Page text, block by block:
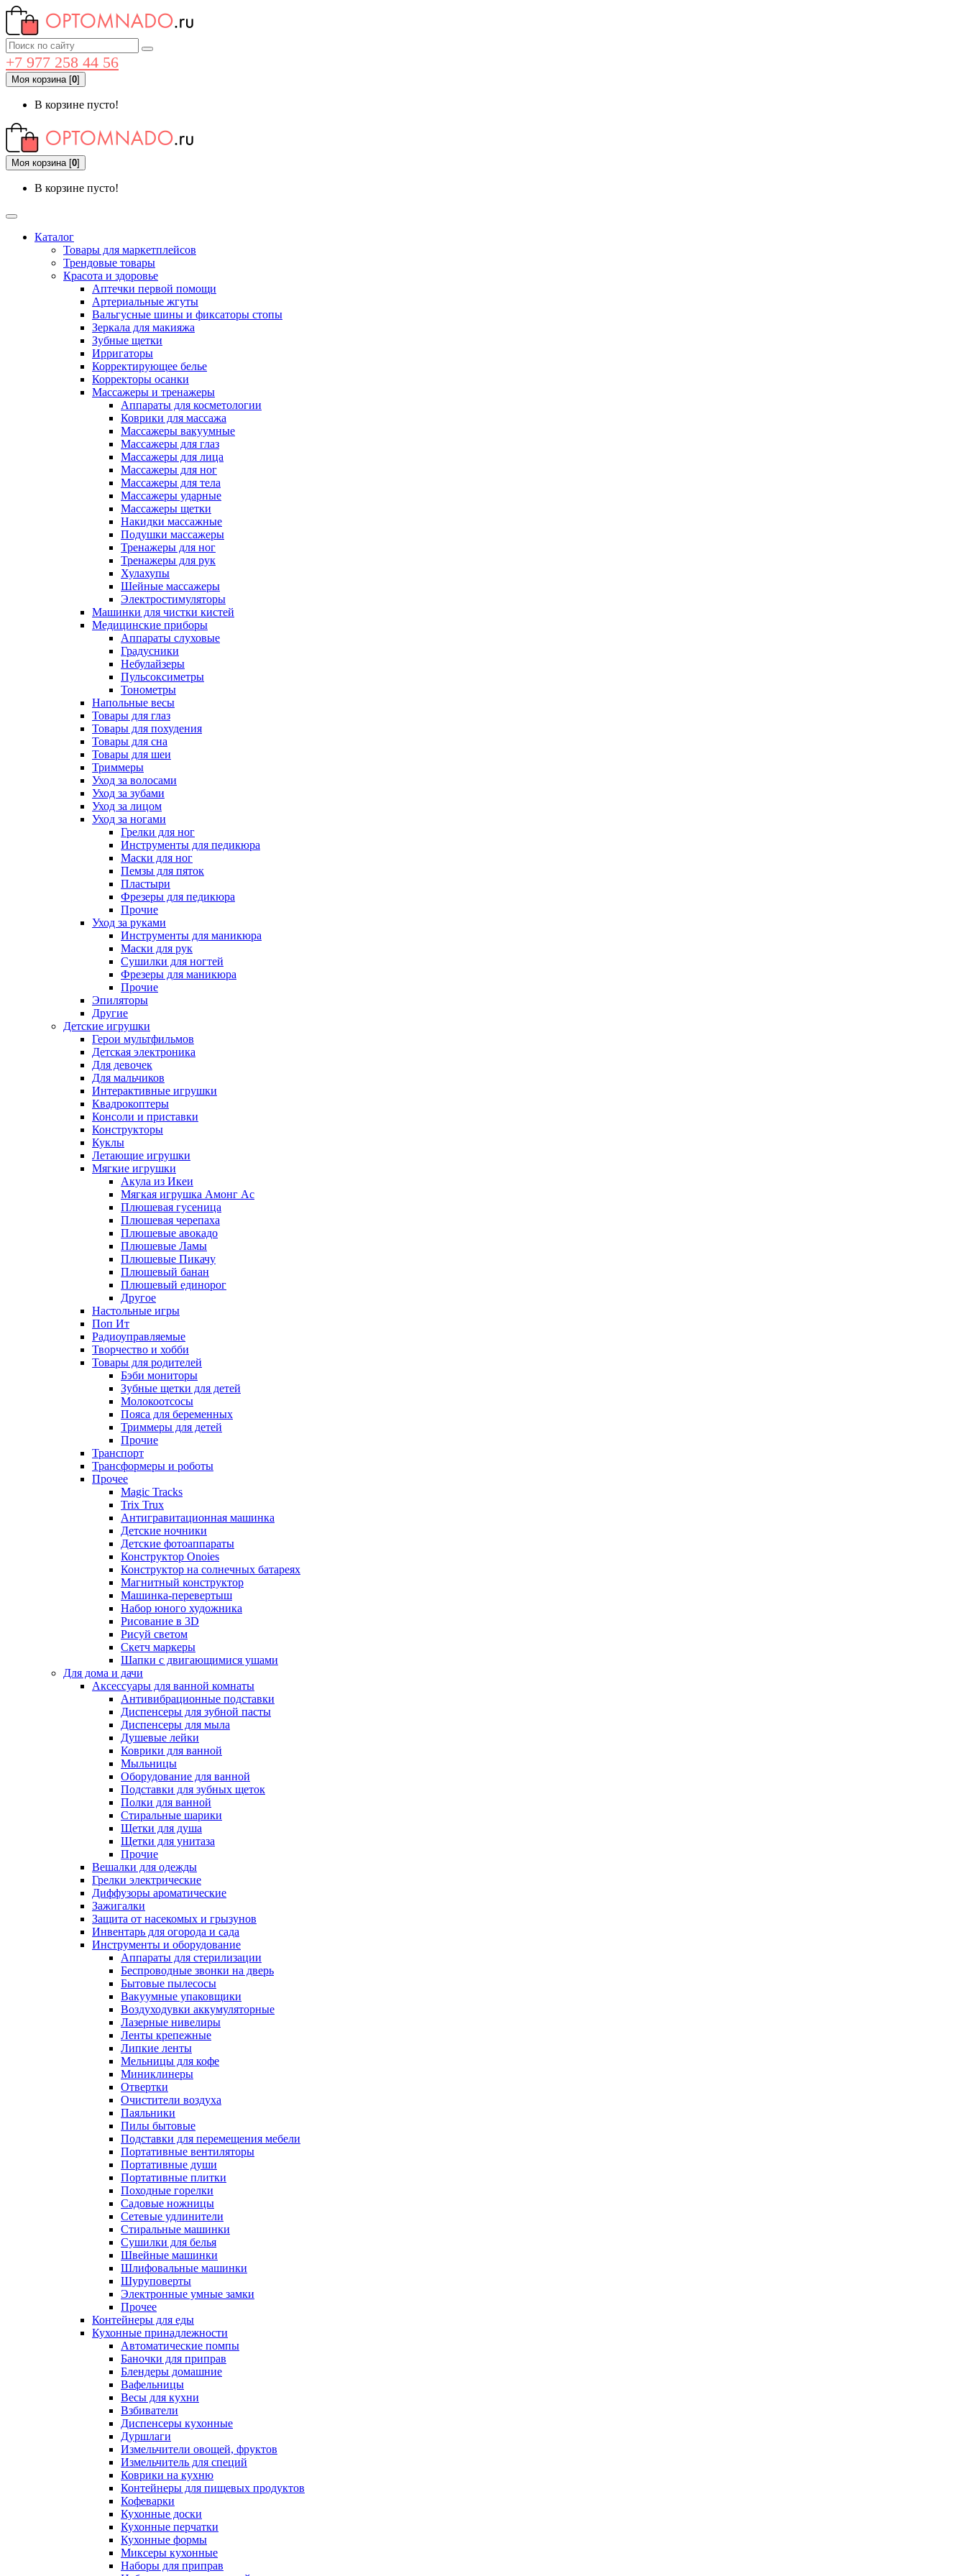
+7 977 258 44 56
Моя корзина[0]
В корзине пусто!
Моя корзина[0]
В корзине пусто!
Каталог
Товары для маркетплейсов
Трендовые товары
Красота и здоровье
Аптечки первой помощи
Артериальные жгуты
Вальгусные шины и фиксаторы стопы
Зеркала для макияжа
Зубные щетки
Ирригаторы
Корректирующее белье
Корректоры осанки
Массажеры и тренажеры
Аппараты для косметологии
Коврики для массажа
Массажеры вакуумные
Массажеры для глаз
Массажеры для лица
Массажеры для ног
Массажеры для тела
Массажеры ударные
Массажеры щетки
Накидки массажные
Подушки массажеры
Тренажеры для ног
Тренажеры для рук
Хулахупы
Шейные массажеры
Электростимуляторы
Машинки для чистки кистей
Медицинские приборы
Аппараты слуховые
Градусники
Небулайзеры
Пульсоксиметры
Тонометры
Напольные весы
Товары для глаз
Товары для похудения
Товары для сна
Товары для шеи
Триммеры
Уход за волосами
Уход за зубами
Уход за лицом
Уход за ногами
Грелки для ног
Инструменты для педикюра
Маски для ног
Пемзы для пяток
Пластыри
Фрезеры для педикюра
Прочие
Уход за руками
Инструменты для маникюра
Маски для рук
Сушилки для ногтей
Фрезеры для маникюра
Прочие
Эпиляторы
Другие
Детские игрушки
Герои мультфильмов
Детская электроника
Для девочек
Для мальчиков
Интерактивные игрушки
Квадрокоптеры
Консоли и приставки
Конструкторы
Куклы
Летающие игрушки
Мягкие игрушки
Акула из Икеи
Мягкая игрушка Амонг Ас
Плюшевая гусеница
Плюшевая черепаха
Плюшевые авокадо
Плюшевые Ламы
Плюшевые Пикачу
Плюшевый банан
Плюшевый единорог
Другое
Настольные игры
Поп Ит
Радиоуправляемые
Творчество и хобби
Товары для родителей
Бэби мониторы
Зубные щетки для детей
Молокоотсосы
Пояса для беременных
Триммеры для детей
Прочие
Транспорт
Трансформеры и роботы
Прочее
Magic Tracks
Trix Trux
Антигравитационная машинка
Детские ночники
Детские фотоаппараты
Конструктор Onoies
Конструктор на солнечных батареях
Магнитный конструктор
Машинка-перевертыш
Набор юного художника
Рисование в 3D
Рисуй светом
Скетч маркеры
Шапки с двигающимися ушами
Для дома и дачи
Аксессуары для ванной комнаты
Антивибрационные подставки
Диспенсеры для зубной пасты
Диспенсеры для мыла
Душевые лейки
Коврики для ванной
Мыльницы
Оборудование для ванной
Подставки для зубных щеток
Полки для ванной
Стиральные шарики
Щетки для душа
Щетки для унитаза
Прочие
Вешалки для одежды
Грелки электрические
Диффузоры ароматические
Зажигалки
Защита от насекомых и грызунов
Инвентарь для огорода и сада
Инструменты и оборудование
Аппараты для стерилизации
Беспроводные звонки на дверь
Бытовые пылесосы
Вакуумные упаковщики
Воздуходувки аккумуляторные
Лазерные нивелиры
Ленты крепежные
Липкие ленты
Мельницы для кофе
Миниклинеры
Отвертки
Очистители воздуха
Паяльники
Пилы бытовые
Подставки для перемещения мебели
Портативные вентиляторы
Портативные души
Портативные плитки
Походные горелки
Садовые ножницы
Сетевые удлинители
Стиральные машинки
Сушилки для белья
Швейные машинки
Шлифовальные машинки
Шуруповерты
Электронные умные замки
Прочее
Контейнеры для еды
Кухонные принадлежности
Автоматические помпы
Баночки для приправ
Блендеры домашние
Вафельницы
Весы для кухни
Взбиватели
Диспенсеры кухонные
Дуршлаги
Измельчители овощей, фруктов
Измельчитель для специй
Коврики на кухню
Контейнеры для пищевых продуктов
Кофеварки
Кухонные доски
Кухонные перчатки
Кухонные формы
Миксеры кухонные
Наборы для приправ